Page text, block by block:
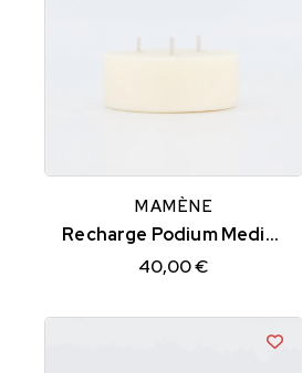
MAMÈNE
Recharge Podium Medium ROSA
40,00 €